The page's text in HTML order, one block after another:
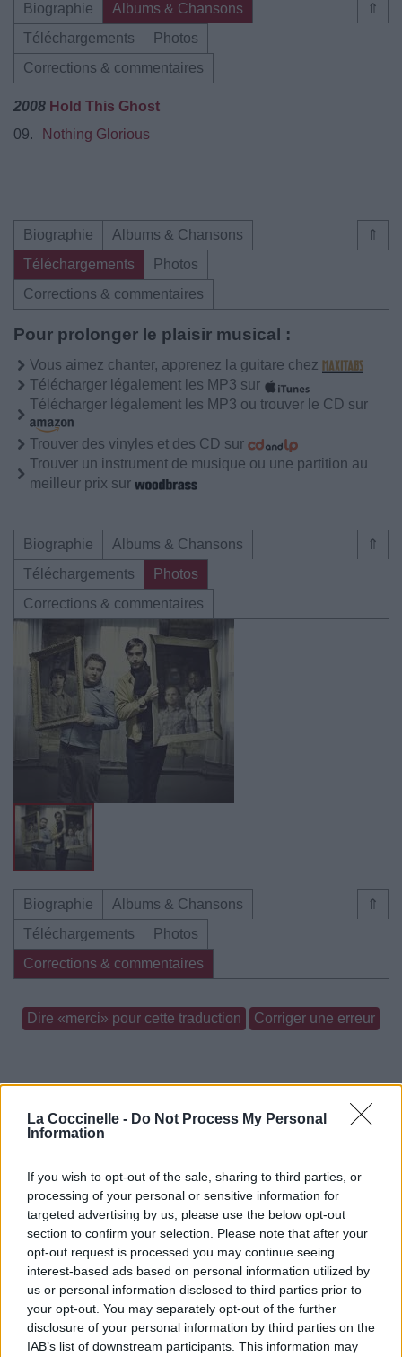
La Coccinelle - Do Not Process My Personal
Information
If you wish to opt-out of the sale, sharing to third parties, or
processing of your personal or sensitive information for
targeted advertising by us, please use the below opt-out
section to confirm your selection. Please note that after your
opt-out request is processed you may continue seeing
interest-based ads based on personal information utilized by
us or personal information disclosed to third parties prior to
your opt-out. You may separately opt-out of the further
disclosure of your personal information by third parties on the
IAB’s list of downstream participants. This information may
⇑
Biographie
Albums & Chansons
Téléchargements
Photos
Corrections & commentaires
2008 Hold This Ghost
09.
Nothing Glorious
⇑
Biographie
Albums & Chansons
Téléchargements
Photos
Corrections & commentaires
Pour prolonger le plaisir musical :
Vous aimez chanter, apprenez la guitare chez
Télécharger légalement les MP3 sur
Télécharger légalement les MP3 ou trouver le CD sur
Trouver des vinyles et des CD sur
Trouver un instrument de musique ou une partition au
meilleur prix sur
⇑
Biographie
Albums & Chansons
Téléchargements
Photos
Corrections & commentaires
⇑
Biographie
Albums & Chansons
Téléchargements
Photos
Corrections & commentaires
Dire «merci» pour cette traduction Corriger une erreur